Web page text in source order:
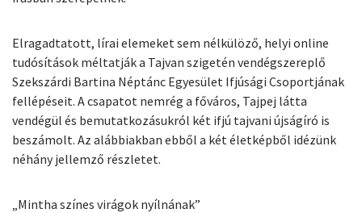
Elragadtatott, lírai elemeket sem nélkülöző, helyi online
tudósítások méltatják a Tajvan szigetén vendégszereplő
Szekszárdi Bartina Néptánc Egyesület Ifjúsági Csoportjának
fellépéseit. A csapatot nemrég a főváros, Tajpej látta
vendégül és bemutatkozásukról két ifjú tajvani újságíró is
beszámolt. Az alábbiakban ebből a két életképből idézünk
néhány jellemző részletet.
„Mintha színes virágok nyílnának”